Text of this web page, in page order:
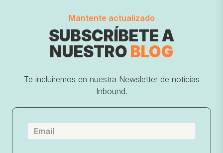
Mantente actualizado
SUBSCRÍBETE A
NUESTRO BLOG
Te incluiremos en nuestra Newsletter de noticias
Inbound.